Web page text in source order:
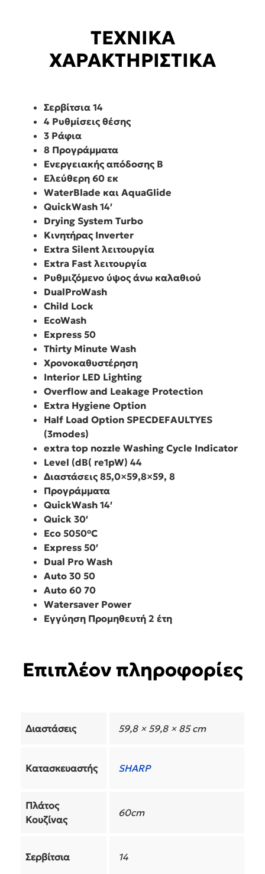
ΤΕΧΝΙΚΑ
ΧΑΡΑΚΤΗΡΙΣΤΙΚΑ
Σερβίτσια 14
4 Ρυθμίσεις θέσης
3 Ράφια
8 Προγράμματα
Ενεργειακής απόδοσης B
Ελεύθερη 60 εκ
WaterBlade και AquaGlide
QuickWash 14′
Drying System Turbo
Κινητήρας Inverter
Extra Silent λειτουργία
Extra Fast λειτουργία
Ρυθμιζόμενο ύψος άνω καλαθιού
DualProWash
Child Lock
EcoWash
Express 50
Thirty Minute Wash
Χρονοκαθυστέρηση
Interior LED Lighting
Overflow and Leakage Protection
Extra Hygiene Option
Half Load Option SPECDEFAULTYES
(3modes)
extra top nozzle Washing Cycle Indicator
Level (dB( re1pW) 44
Διαστάσεις 85,0×59,8×59, 8
Προγράμματα
QuickWash 14′
Quick 30′
Eco 5050°C
Express 50′
Dual Pro Wash
Auto 30 50
Auto 60 70
Watersaver Power
Εγγύηση Προμηθευτή 2 έτη
Επιπλέον πληροφορίες
Διαστάσεις 59,8 × 59,8 × 85 cm
Κατασκευαστής SHARP
Πλάτος
Κουζίνας
60cm
Σερβίτσια 14